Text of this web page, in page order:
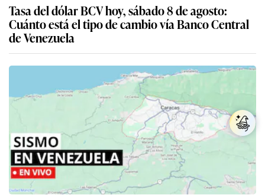
Tasa del dólar BCV hoy, sábado 8 de agosto:
Cuánto está el tipo de cambio vía Banco Central
de Venezuela